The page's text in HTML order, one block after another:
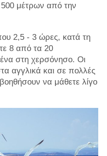
μέτρων από την
2,5 - 3 ώρες, κατά τη
8 από τα 20
στη χερσόνησο. Οι
αγγλικά και σε πολλές
να μάθετε λίγο